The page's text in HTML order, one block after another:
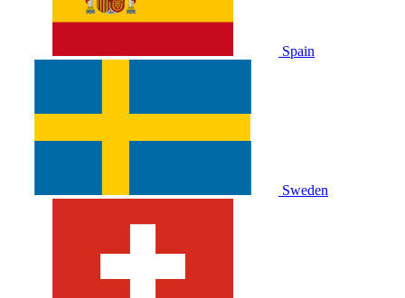
Spain
Sweden